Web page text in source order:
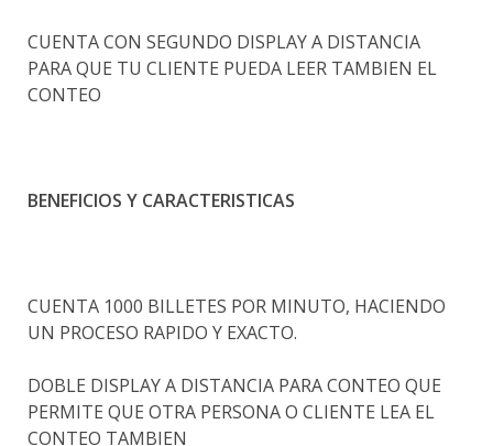
CUENTA CON SEGUNDO DISPLAY A DISTANCIA
PARA QUE TU CLIENTE PUEDA LEER TAMBIEN EL
CONTEO
BENEFICIOS Y CARACTERISTICAS
CUENTA 1000 BILLETES POR MINUTO, HACIENDO
UN PROCESO RAPIDO Y EXACTO.
DOBLE DISPLAY A DISTANCIA PARA CONTEO QUE
PERMITE QUE OTRA PERSONA O CLIENTE LEA EL
CONTEO TAMBIEN